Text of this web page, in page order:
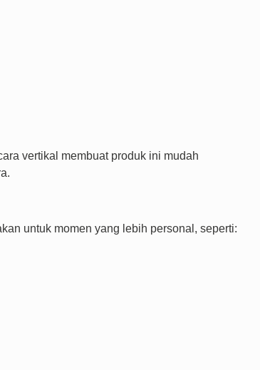
vertikal membuat produk ini mudah
untuk momen yang lebih personal, seperti: